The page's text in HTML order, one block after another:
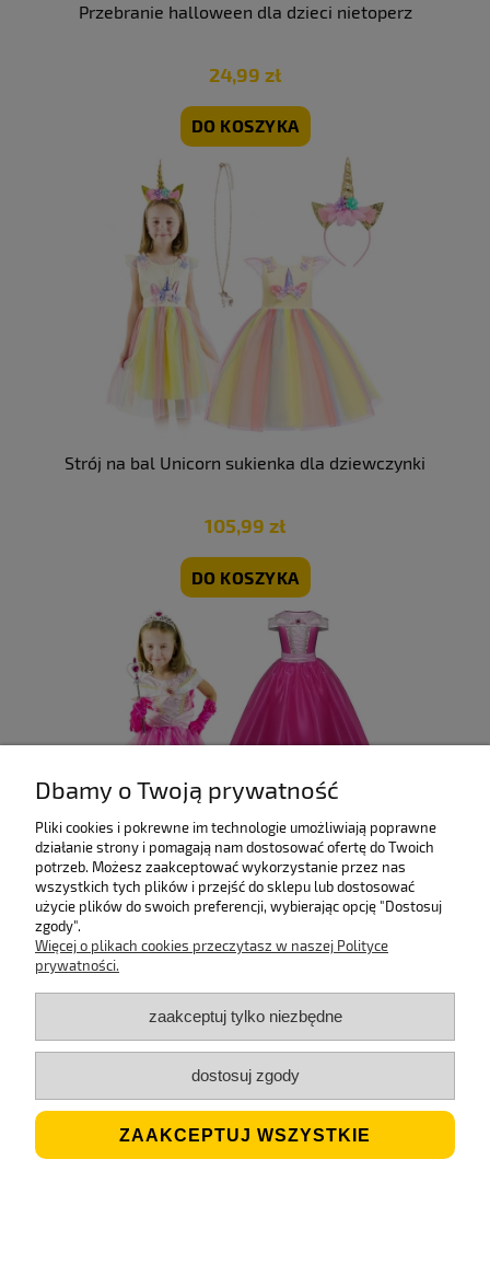
Przebranie halloween dla dzieci nietoperz
24,99 zł
DO KOSZYKA
Strój na bal Unicorn sukienka dla dziewczynki
105,99 zł
DO KOSZYKA
Przebranie księżniczka Aurora sukienka z dodatkami
DO KOSZYKA
Dbamy o Twoją prywatność
Pliki cookies i pokrewne im technologie umożliwiają poprawne
działanie strony i pomagają nam dostosować ofertę do Twoich
potrzeb. Możesz zaakceptować wykorzystanie przez nas
wszystkich tych plików i przejść do sklepu lub dostosować
użycie plików do swoich preferencji, wybierając opcję "Dostosuj
zgody".
Więcej o plikach cookies przeczytasz w naszej Polityce
prywatności.
zaakceptuj tylko niezbędne
dostosuj zgody
ZAAKCEPTUJ WSZYSTKIE